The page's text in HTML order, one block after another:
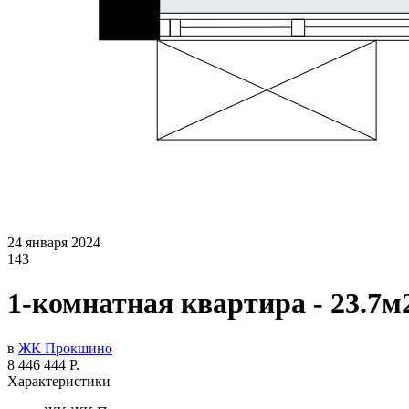
24 января 2024
143
1-комнатная квартира -
в ЖК Прокшино
8 446 444 Р.
Характеристики